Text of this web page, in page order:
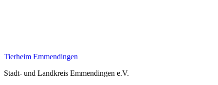
Tierheim Emmendingen
Stadt- und Landkreis Emmendingen e.V.